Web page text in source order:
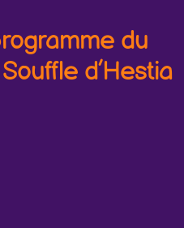
du
d’Hestia